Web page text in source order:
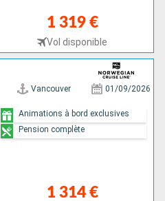
1 319 €
Vol disponible
Vancouver 01/09/2026
1 314 €
Animations à bord exclusives
Pension complète